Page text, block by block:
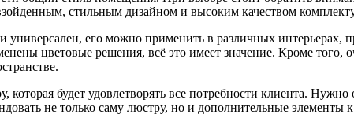
стильным дизайном и высоким качеством
его можно применить в различных интерьерах,
цветовые решения, всё это имеет значение. Кроме
будет удовлетворять все потребности клиента.
не только саму люстру, но и дополнительные